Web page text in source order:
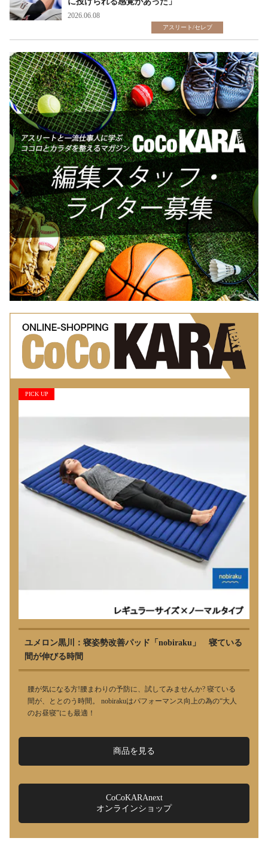
2026.06.08
アスリート/セレブ
PICK UP
ユメロン黒川：寝姿勢改善パッド「nobiraku」 寝ている
間が伸びる時間
腰が気になる方!腰まわりの予防に、試してみませんか? 寝ている
間が、ととのう時間。 nobirakuはパフォーマンス向上の為の“大人
のお昼寝”にも最適！
商品を見る
CoCoKARAnext
オンラインショップ